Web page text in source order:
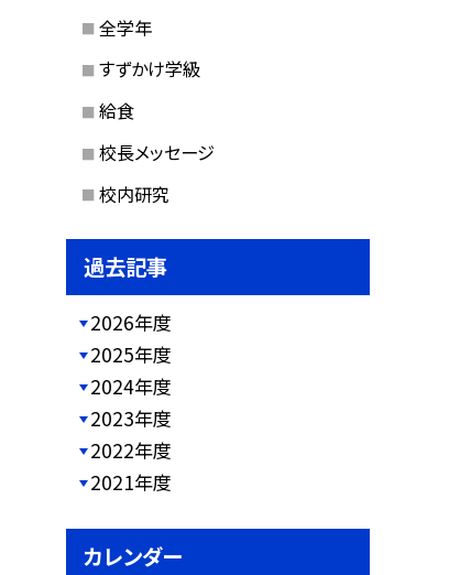
全学年
すずかけ学級
給食
校長メッセージ
校内研究
過去記事
2026年度
2025年度
2024年度
2023年度
2022年度
2021年度
カレンダー